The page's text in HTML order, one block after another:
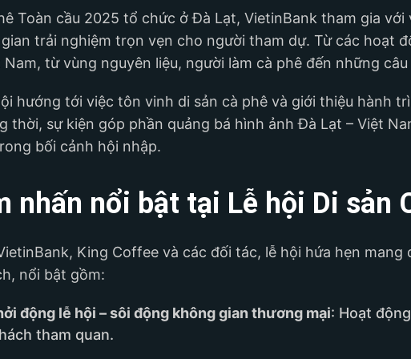
Toàn cầu 2025 tổ chức ở Đà Lạt, VietinBank tham gia
trải nghiệm trọn vẹn cho người tham dự. Từ các hoạt
Nam, từ vùng nguyên liệu, người làm cà phê đến những
hướng tới việc tôn vinh di sản cà phê và giới thiệu hành
thời, sự kiện góp phần quảng bá hình ảnh Đà Lạt – Việt
bối cảnh hội nhập.
nhấn nổi bật tại Lễ hội Di sản
King Coffee và các đối tác, lễ hội hứa hẹn
nổi bật gồm:
động lễ hội – sôi động không gian thương mại: Hoạt
tham quan.